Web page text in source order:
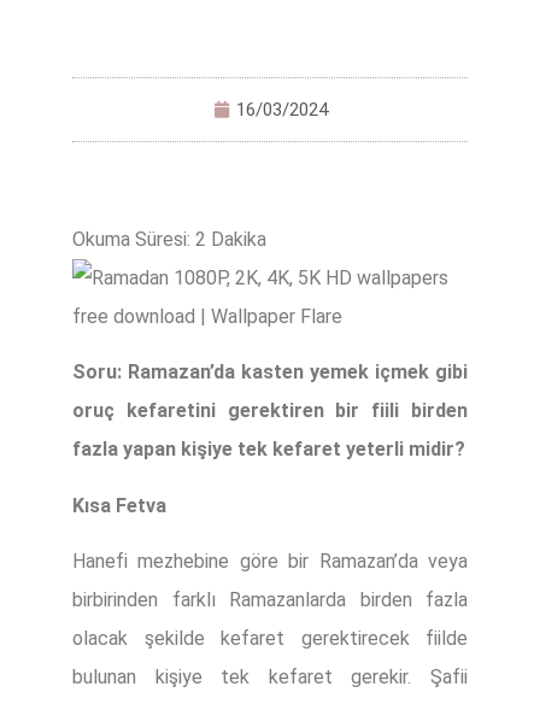
16/03/2024
Soru: Ramazan’da kasten yemek içmek gibi
oruç kefaretini gerektiren bir fiili birden
fazla yapan kişiye tek kefaret yeterli midir?
Kısa Fetva
Hanefi mezhebine göre bir Ramazan’da veya
birbirinden farklı Ramazanlarda birden fazla
olacak şekilde kefaret gerektirecek fiilde
bulunan kişiye tek kefaret gerekir. Şafii